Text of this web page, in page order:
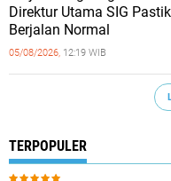
‎Direktur Utama SIG
Berjalan Normal ‎
05/08/2026, 12:19 WIB
TERPOPULER